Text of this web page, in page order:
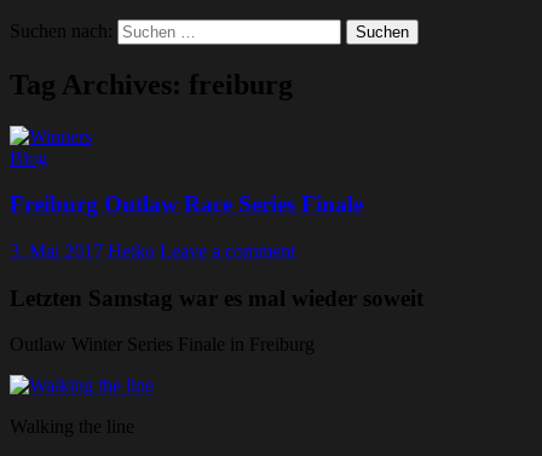
Suchen nach:
Tag Archives: freiburg
Blog
Freiburg Outlaw Race Series Finale
3. Mai 2017 Heiko Leave a comment
Letzten Samstag war es mal wieder soweit
Outlaw Winter Series Finale in Freiburg
Walking the line